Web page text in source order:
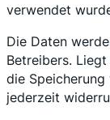
verwendet
Die Daten
Betreibers.
die
jederzeit